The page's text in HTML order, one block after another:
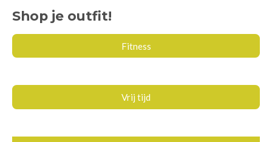
Shop je outfit!
Fitness
Vrij tijd